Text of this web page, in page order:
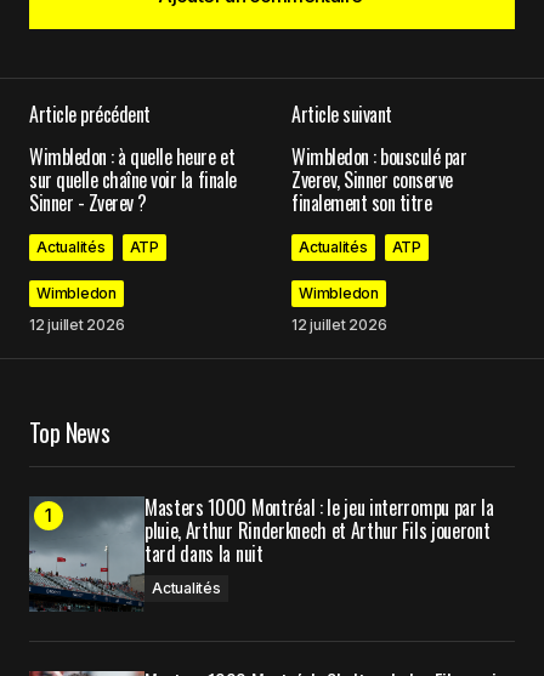
Ajouter un commentaire
champs obligatoires sont indiqués avec*
Enregistrer mon nom, mon e-mail et mon site
dans le navigateur pour mon prochain
commentaire.
Article précédent
Wimbledon : à quelle heure et
sur quelle chaîne voir la finale
Sinner - Zverev ?
Actualités ATP
Wimbledon
12 juillet 2026
Article suivant
Wimbledon : bousculé par
Zverev, Sinner conserve
finalement son titre
Actualités ATP
Wimbledon
12 juillet 2026
Top News
Masters 1000 Montréal : le jeu interrompu par la
pluie, Arthur Rinderknech et Arthur Fils joueront
tard dans la nuit
Actualités